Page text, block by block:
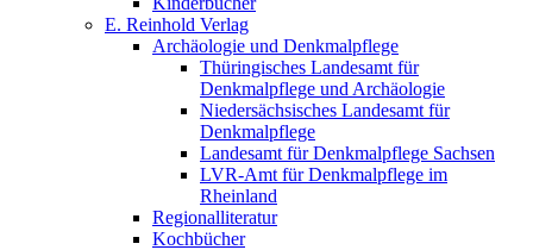
E. Reinhold Verlag
Archäologie und Denkmalpflege
Thüringisches Landesamt für
Denkmalpflege und Archäologie
Niedersächsisches Landesamt für
Denkmalpflege
Landesamt für Denkmalpflege Sachsen
LVR-Amt für Denkmalpflege im
Rheinland
Regionalliteratur
Kochbücher